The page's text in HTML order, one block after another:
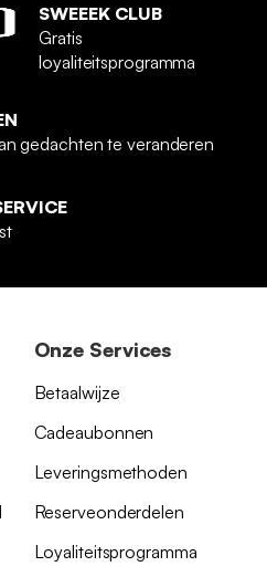
SWEEEK CLUB
Gratis
loyaliteitsprogramma
gedachten te veranderen
Onze Services
Betaalwijze
Cadeaubonnen
Leveringsmethoden
Reserveonderdelen
Loyaliteitsprogramma